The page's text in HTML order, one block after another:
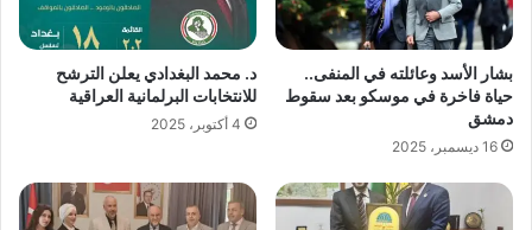
بشار الأسد وعائلته في المنفى..
حياة فاخرة في موسكو بعد سقوط
دمشق
16 ديسمبر، 2025
د. محمد البغدادي يعلن الترشح
للانتخابات البرلمانية العراقية
4 أكتوبر، 2025